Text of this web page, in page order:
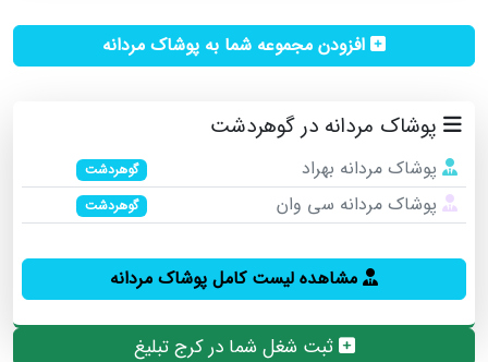
افزودن مجموعه شما به پوشاک مردانه
پوشاک مردانه در گوهردشت
پوشاک مردانه بهراد گوهردشت
پوشاک مردانه سی وان گوهردشت
مشاهده لیست کامل پوشاک مردانه
ثبت شغل شما در کرج تبلیغ